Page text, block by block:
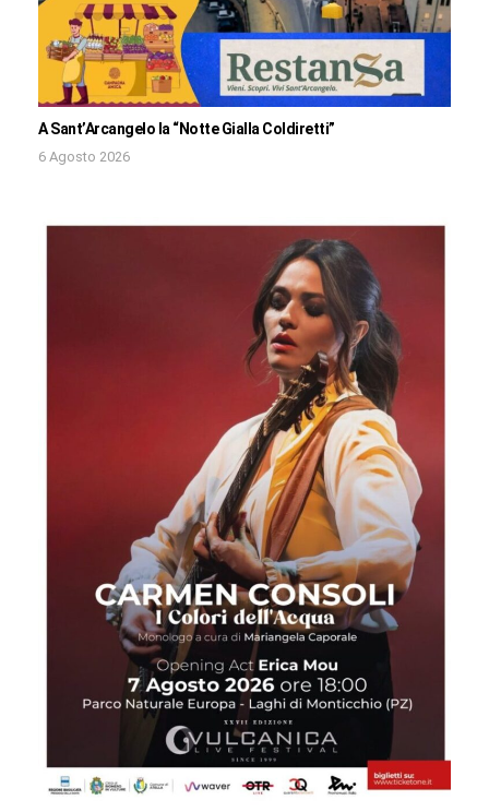
A Sant’Arcangelo la “Notte Gialla Coldiretti”
6 Agosto 2026